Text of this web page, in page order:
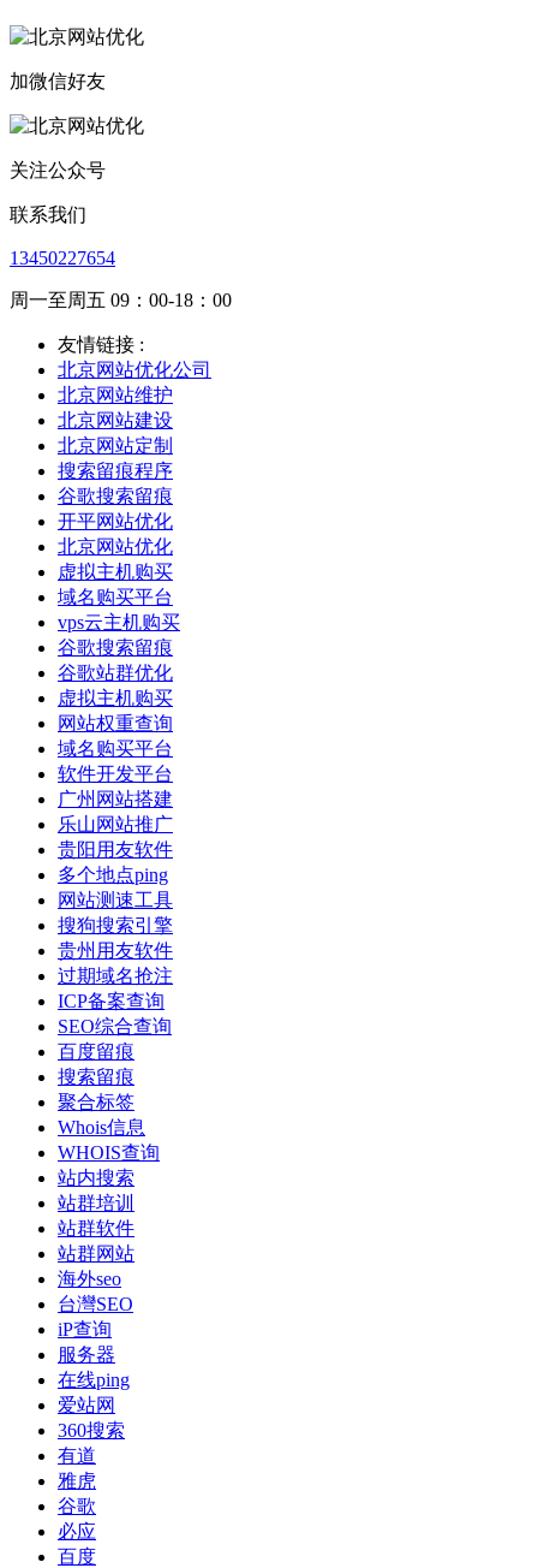
加微信好友
关注公众号
联系我们
13450227654
周一至周五 09：00-18：00
友情链接 :
北京网站优化公司
北京网站维护
北京网站建设
北京网站定制
搜索留痕程序
谷歌搜索留痕
开平网站优化
北京网站优化
虚拟主机购买
域名购买平台
vps云主机购买
谷歌搜索留痕
谷歌站群优化
虚拟主机购买
网站权重查询
域名购买平台
软件开发平台
广州网站搭建
乐山网站推广
贵阳用友软件
多个地点ping
网站测速工具
搜狗搜索引擎
贵州用友软件
过期域名抢注
ICP备案查询
SEO综合查询
百度留痕
搜索留痕
聚合标签
Whois信息
WHOIS查询
站内搜索
站群培训
站群软件
站群网站
海外seo
台灣SEO
iP查询
服务器
在线ping
爱站网
360搜索
有道
雅虎
谷歌
必应
百度